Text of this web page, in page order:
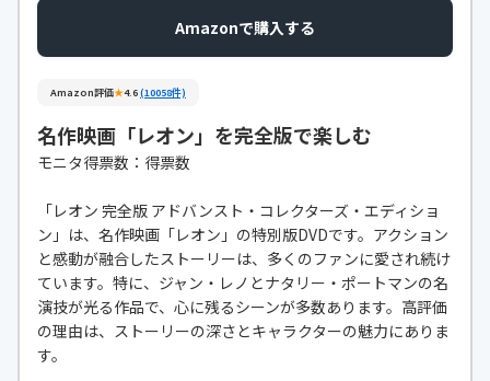
Amazonで購入する
Amazon評価★4.6(10058件)
名作映画「レオン」を完全版で楽しむ
モニタ得票数：得票数
「レオン 完全版 アドバンスト・コレクターズ・エディショ
ン」は、名作映画「レオン」の特別版DVDです。アクション
と感動が融合したストーリーは、多くのファンに愛され続け
ています。特に、ジャン・レノとナタリー・ポートマンの名
演技が光る作品で、心に残るシーンが多数あります。高評価
の理由は、ストーリーの深さとキャラクターの魅力にありま
す。